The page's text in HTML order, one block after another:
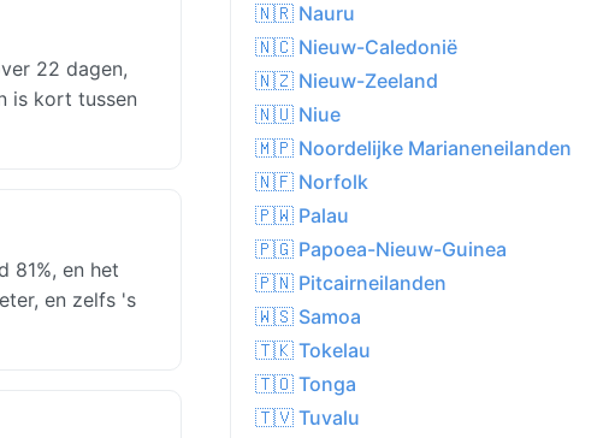
22 dagen,
is kort tussen
81%, en het
en zelfs 's
🇳🇷 Nauru
🇳🇨 Nieuw-Caledonië
🇳🇿 Nieuw-Zeeland
🇳🇺 Niue
🇲🇵 Noordelijke Marianeneilanden
🇳🇫 Norfolk
🇵🇼 Palau
🇵🇬 Papoea-Nieuw-Guinea
🇵🇳 Pitcairneilanden
🇼🇸 Samoa
🇹🇰 Tokelau
🇹🇴 Tonga
🇹🇻 Tuvalu